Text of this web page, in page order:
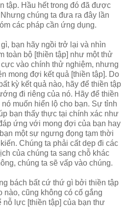
tập. Hầu hết trong đó đã được
chúng ta đưa ra đây lần
các pháp cần ứng dụng.
bạn hãy ngồi trở lại và nhìn
toàn bộ [thiền tập] như một thử
vào chính thử nghiệm, nhưng
mong đợi kết quả [thiền tập]. Do
kỳ kết quả nào, hãy để thiền tập
đi riêng của nó. Hãy để thiền
muốn hiển lộ cho bạn. Sự tỉnh
bạn thấy thực tại chính xác như
ứng với mong đợi của bạn hay
một sự ngưng đọng tạm thời
Chúng ta phải cất dẹp đi các
của chúng ta sang chỗ khác
chúng ta sẽ vấp vào chúng.
bách bất cứ thứ gì bởi thiền tập
nào, cũng không có cố gắng
nỗ lực [thiền tập] của bạn thư